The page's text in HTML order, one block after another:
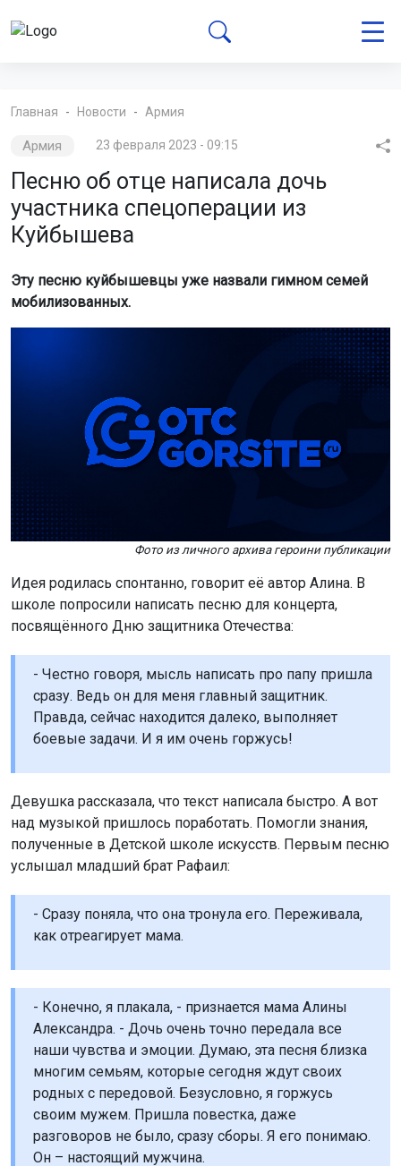
Главная Новости Армия
Армия 23 февраля 2023 - 09:15
Песню об отце написала дочь
участника спецоперации из
Куйбышева
Эту песню куйбышевцы уже назвали гимном семей
мобилизованных.
Фото из личного архива героини публикации
Идея родилась спонтанно, говорит её автор Алина. В
школе попросили написать песню для концерта,
посвящённого Дню защитника Отечества:
- Честно говоря, мысль написать про папу пришла
сразу. Ведь он для меня главный защитник.
Правда, сейчас находится далеко, выполняет
боевые задачи. И я им очень горжусь!
Девушка рассказала, что текст написала быстро. А вот
над музыкой пришлось поработать. Помогли знания,
полученные в Детской школе искусств. Первым песню
услышал младший брат Рафаил:
- Сразу поняла, что она тронула его. Переживала,
как отреагирует мама.
- Конечно, я плакала, - признается мама Алины
Александра. - Дочь очень точно передала все
наши чувства и эмоции. Думаю, эта песня близка
многим семьям, которые сегодня ждут своих
родных с передовой. Безусловно, я горжусь
своим мужем. Пришла повестка, даже
разговоров не было, сразу сборы. Я его понимаю.
Он – настоящий мужчина.